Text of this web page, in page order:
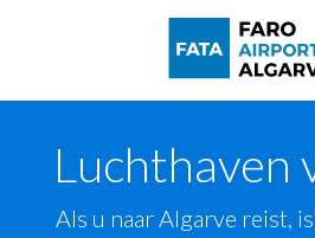
Luchthaven
Als u naar Algarve reist,